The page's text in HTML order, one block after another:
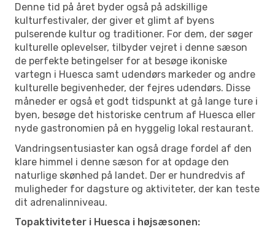
Denne tid på året byder også på adskillige
kulturfestivaler, der giver et glimt af byens
pulserende kultur og traditioner. For dem, der søger
kulturelle oplevelser, tilbyder vejret i denne sæson
de perfekte betingelser for at besøge ikoniske
vartegn i Huesca samt udendørs markeder og andre
kulturelle begivenheder, der fejres udendørs. Disse
måneder er også et godt tidspunkt at gå lange ture i
byen, besøge det historiske centrum af Huesca eller
nyde gastronomien på en hyggelig lokal restaurant.
Vandringsentusiaster kan også drage fordel af den
klare himmel i denne sæson for at opdage den
naturlige skønhed på landet. Der er hundredvis af
muligheder for dagsture og aktiviteter, der kan teste
dit adrenalinniveau.
Topaktiviteter i Huesca i højsæsonen: